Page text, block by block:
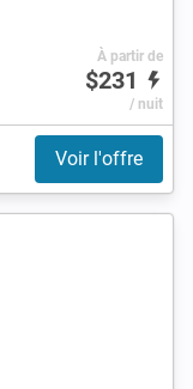
À partir de
$231
/ nuit
Voir l'offre